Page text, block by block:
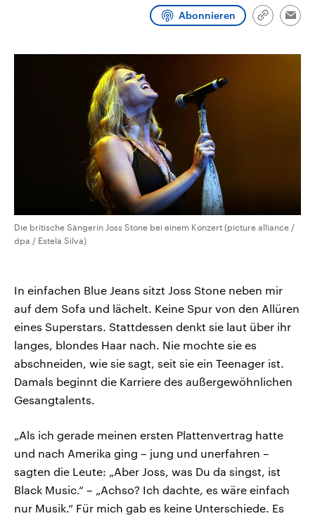
Abonnieren
Link
Die britische Sängerin Joss Stone bei einem Konzert (picture alliance /
dpa / Estela Silva)
In einfachen Blue Jeans sitzt Joss Stone neben mir
auf dem Sofa und lächelt. Keine Spur von den Allüren
eines Superstars. Stattdessen denkt sie laut über ihr
langes, blondes Haar nach. Nie mochte sie es
abschneiden, wie sie sagt, seit sie ein Teenager ist.
Damals beginnt die Karriere des außergewöhnlichen
Gesangtalents.
„Als ich gerade meinen ersten Plattenvertrag hatte
und nach Amerika ging – jung und unerfahren –
sagten die Leute: „Aber Joss, was Du da singst, ist
Black Music.“ – „Achso? Ich dachte, es wäre einfach
nur Musik.“ Für mich gab es keine Unterschiede. Es